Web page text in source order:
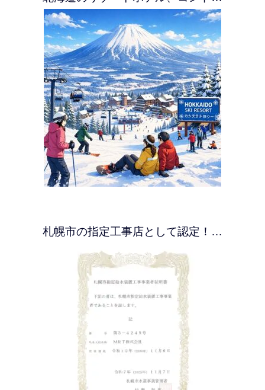
札幌市の指定工事店として認定！…